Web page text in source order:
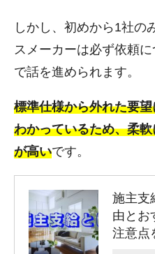
しかし、初めから1社の
スメーカーは必ず依頼
で話を進められます。
標準仕様から外れた要
わかっているため、柔
が高いです。
施主支
由とお
注意点